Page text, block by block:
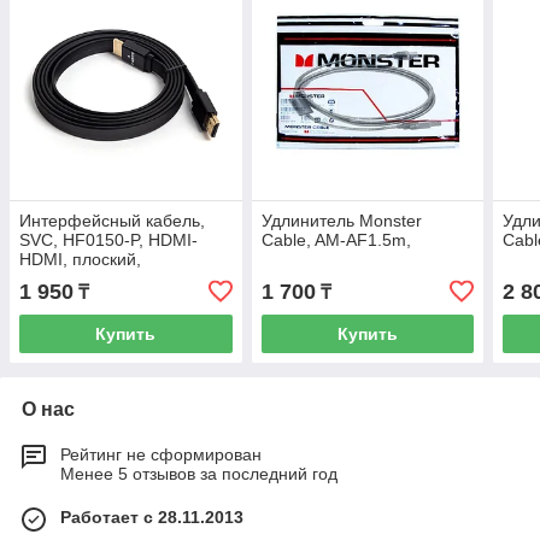
Интерфейсный кабель,
SVC, HF0150-P, HDMI-
HDMI, плоский,
30В, Чёрный, Пол. пакет,
1.5 м.
1 950 ₸
Купить
Удлинитель Monster
Cable, AM-AF1.5m,
1 700₸
Купить
2
О нас
Рейтинг не сформирован
Менее 5 отзывов за последний год
Работает с 28.11.2013